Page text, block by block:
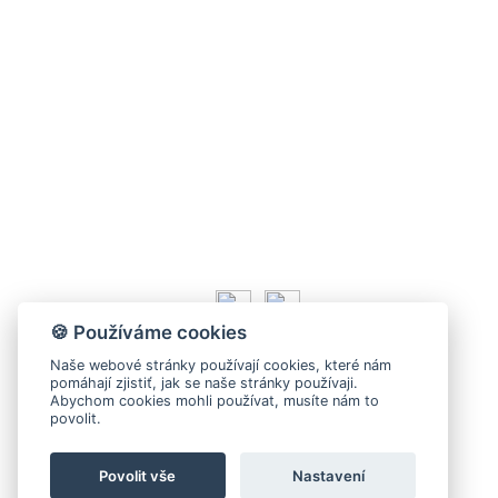
O magazínu VENKU
🍪 Používáme cookies
Naše webové stránky používají cookies, které nám
pomáhají zjistiť, jak se naše stránky používaji.
Abychom cookies mohli používat, musíte nám to
povolit.
Povolit vše Nastavení